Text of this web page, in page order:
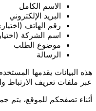
الاسم الكامل
البريد الإلكتروني
رقم الهاتف
اسم الشركة
موضوع الطلب
الرسالة
هذه البيانات يقدمها
عبر ملفات تعريف الارتباط
أثناء تصفحكم للموقع، يتم